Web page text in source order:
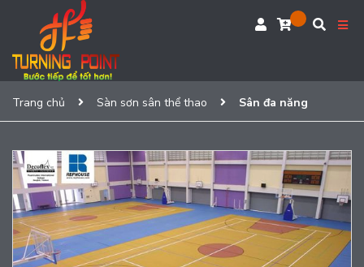
Trang chủ Sàn sơn sân thể thao Sân đa năng